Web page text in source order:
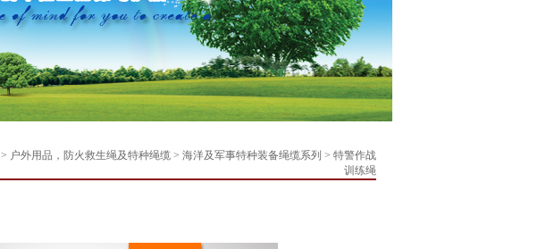
> 户外用品，防火救生绳及特种绳缆 > 海洋及军事特种装备绳缆系列 > 特警作战
训练绳